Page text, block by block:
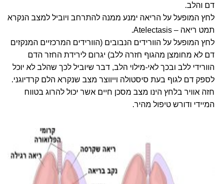
דם והלב.
לחץ המופעל על הריאה ימנע ממנה להתרחב ויוביל למצב הנקרא
תמט ריאה – Atelectasis.
לחץ המופעל על הוורידים הנבובים (הוורידים המרכזיים המנקזים
דם לא מחומצן מהגוף חזרה ללב) יגרום לירידת החזר הדם
הוורידי ללב ובכך לאי-מילוי הלב, דבר שיוביל לכך שהלב לא יוכל
לספק דם לגוף בעת סיסטולה וייווצר מצב שנקרא הלם קרדיוגני.
חזה אוויר בלחץ הינו מצב מסכן חיים אשר יכול להרוג בטווח
המיידי ודורש טיפול מהיר.